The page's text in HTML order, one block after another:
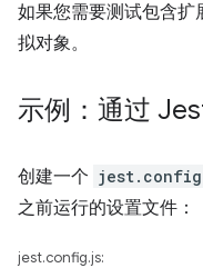
如果您需要测试包含扩
拟对象。
示例：通过
创建一个
之前运行的设置文件：
jest.config.js: